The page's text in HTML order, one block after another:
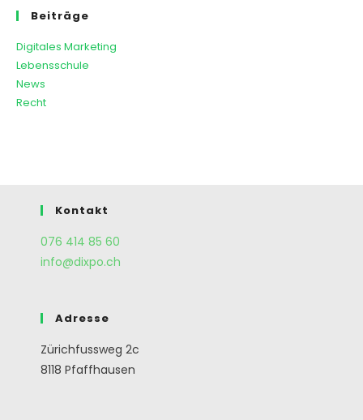
Beiträge
Digitales Marketing
Lebensschule
News
Recht
Kontakt
076 414 85 60
info@dixpo.ch
Adresse
Zürichfussweg 2c
8118 Pfaffhausen